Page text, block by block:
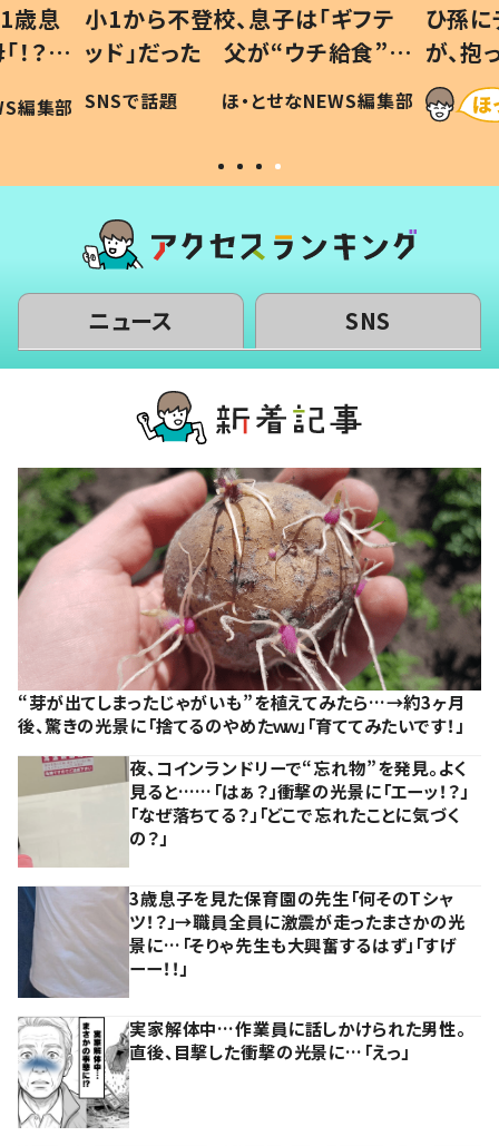
歳息
？」
編集部
小1から不登校、息子は「ギフテ
ッド」だった 父が“ウチ給食”を
作り続ける理由とは #令和の親
#令和の子
SNSで話題 ほ・とせなNEWS編集部
ひ孫
が、
「涙が
い」
ニュース SNS
“芽が出てしまったじゃがいも”を植えてみたら…→約3ヶ月
後、驚きの光景に「捨てるのやめたｗｗ」「育ててみたいです！」
夜、コインランドリーで“忘れ物”を発見。よく
見ると……「はぁ？」衝撃の光景に「エーッ！？」
「なぜ落ちてる？」「どこで忘れたことに気づく
の？」
3歳息子を見た保育園の先生「何そのTシャ
ツ！？」→職員全員に激震が走ったまさかの光
景に…「そりゃ先生も大興奮するはず」「すげ
ーー！！」
実家解体中…作業員に話しかけられた男性。
直後、目撃した衝撃の光景に…「えっ」